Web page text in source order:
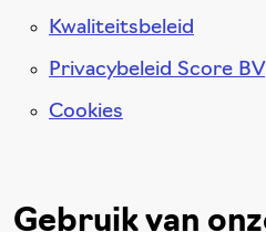
Kwaliteitsbeleid
Privacybeleid Score BV
Cookies
Gebruik van